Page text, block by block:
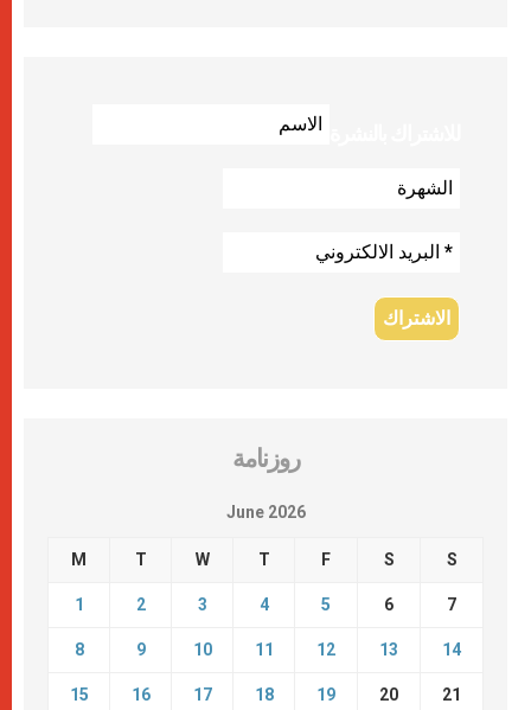
روزنامة
June 2026
M T W T F S S
1 2 3 4 5 6 7
8 9 10 11 12 13 14
15 16 17 18 19 20 21